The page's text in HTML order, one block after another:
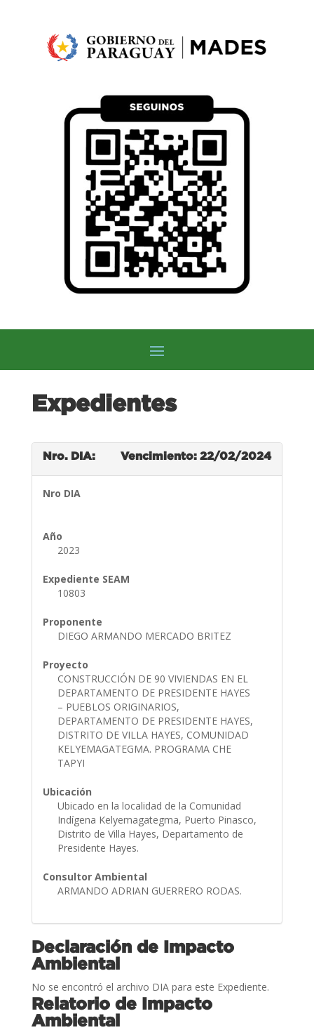
Expedientes
Nro. DIA: Vencimiento: 22/02/2024
Nro DIA
Año
2023
Expediente SEAM
10803
Proponente
DIEGO ARMANDO MERCADO BRITEZ
Proyecto
CONSTRUCCIÓN DE 90 VIVIENDAS EN EL
DEPARTAMENTO DE PRESIDENTE HAYES
– PUEBLOS ORIGINARIOS,
DEPARTAMENTO DE PRESIDENTE HAYES,
DISTRITO DE VILLA HAYES, COMUNIDAD
KELYEMAGATEGMA. PROGRAMA CHE
TAPYI
Ubicación
Ubicado en la localidad de la Comunidad
Indígena Kelyemagategma, Puerto Pinasco,
Distrito de Villa Hayes, Departamento de
Presidente Hayes.
Consultor Ambiental
ARMANDO ADRIAN GUERRERO RODAS.
Declaración de Impacto
Ambiental
No se encontró el archivo DIA para este Expediente.
Relatorio de Impacto
Ambiental